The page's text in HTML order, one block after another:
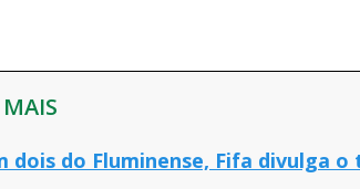
dois do Fluminense, Fifa divulga